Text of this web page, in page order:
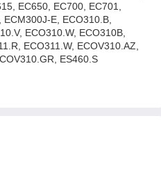
EC650, EC700, EC701,
E, ECO310.B,
ECO310.W, ECO310B,
ECO311.W, ECOV310.AZ,
ES460.S